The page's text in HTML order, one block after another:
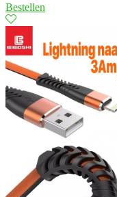
Bestellen